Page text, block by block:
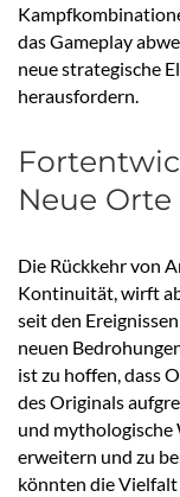
das Gameplay
neue strategische
herausfordern.
Neue
Die Rückkehr von
Kontinuität, wirft
seit den
neuen
ist zu hoffen, dass
des Originals
und mythologische
erweitern und zu
könnten die